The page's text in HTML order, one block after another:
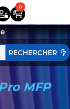
sont
MFP